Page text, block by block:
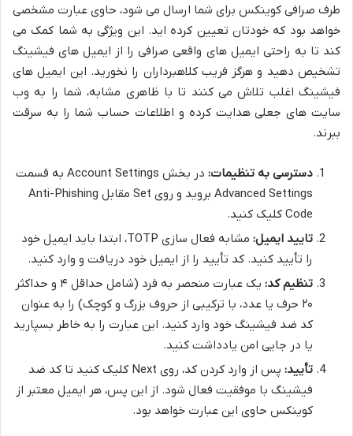
طرف صرافی کوینکس برای شما ارسال می شود، حاوی عبارت مشخصی
خواهد بود که خودتان تعیین کرده اید. این ویژگی به شما کمک می
کند تا به راحتی ایمیل های واقعی صرافی را از ایمیل های فیشینگ
تشخیص دهید و هرگز فریب کلاهبرداران را نخورید. این ایمیل های
فیشینگ اغلب تلاش می کنند تا با ظاهری مشابه، شما را به وب
سایت های جعلی هدایت کرده و اطلاعات حساب شما را به سرقت
ببرند.
دسترسی به تنظیمات:
در بخش Account Settings به قسمت
Advanced Settings بروید و روی Set مقابل Anti-Phishing
Code کلیک کنید.
تایید ایمیل:
مشابه فعال سازی TOTP، ابتدا باید ایمیل خود
را تأیید کنید. کد تأیید را از ایمیل خود دریافت و وارد کنید.
تنظیم کد:
یک عبارت منحصر به فرد (شامل حداقل ۴ و حداکثر
۲۰ حرف یا عدد، با ترکیبی از حروف بزرگ و کوچک) را به عنوان
کد ضد فیشینگ خود وارد کنید. این عبارت را به خاطر بسپارید
یا در جایی امن یادداشت کنید.
تأیید:
پس از وارد کردن کد، روی Next کلیک کنید تا کد ضد
فیشینگ با موفقیت فعال شود. از این پس، هر ایمیل معتبر از
کوینکس حاوی این عبارت خواهد بود.